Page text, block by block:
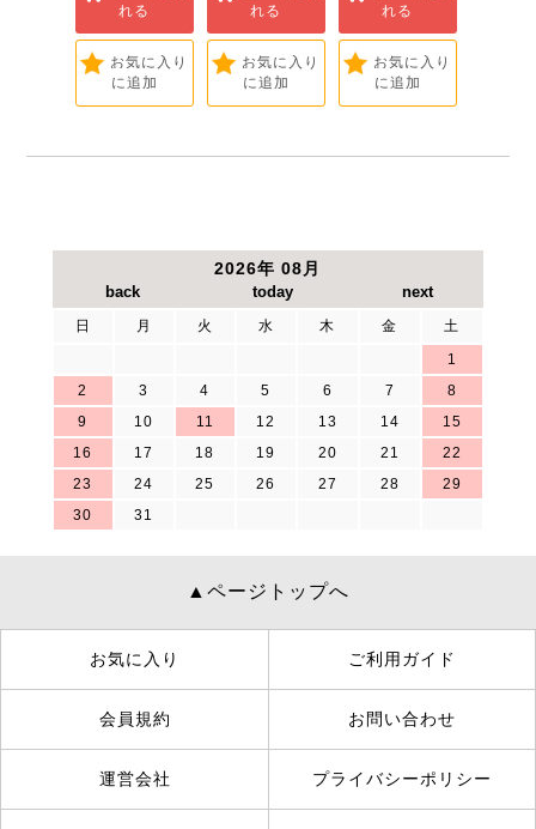
れる
お気に入り
に追加
れる
お気に入り
に追加
れる
お気に入り
に追加
2026年 08月
日 月 火 水 木 金
土
1
2
3 4 5 6 7
8
9
10 11 12 13 14
15
16
17 18 19 20 21
22
23
24 25 26 27 28
29
30
31
▲ページトップへ
お気に入り ご利用ガイド
会員規約 お問い合わせ
運営会社 プライバシーポリシー